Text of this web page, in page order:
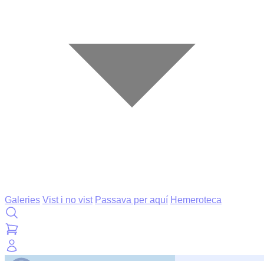
Galeries Vist i no vist Passava per aquí Hemeroteca